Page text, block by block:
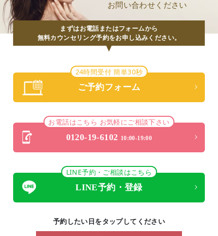
お問い合わせください
まずはお電話またはフォームから
無料カウンセリング予約をお申し込みください。
24時間受付 簡単30秒
ご予約フォーム
お電話はこちら お気軽にご相談下さい
0120-19-6102 10:00-19:00
LINE予約・ご相談はこちら
LINE予約・登録
予約したい日をタップしてください